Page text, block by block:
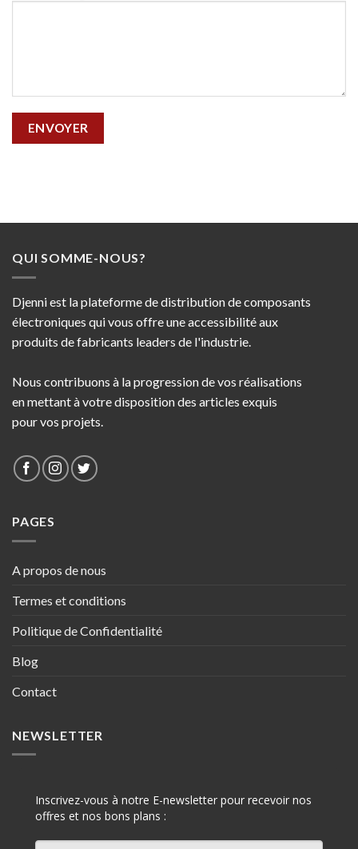
QUI SOMME-NOUS?
Djenni est la plateforme de distribution de composants
électroniques qui vous offre une accessibilité aux
produits de fabricants leaders de l'industrie.
Nous contribuons à la progression de vos réalisations
en mettant à votre disposition des articles exquis
pour vos projets.
PAGES
A propos de nous
Termes et conditions
Politique de Confidentialité
Blog
Contact
NEWSLETTER
Inscrivez-vous à notre E-newsletter pour recevoir nos
offres et nos bons plans :